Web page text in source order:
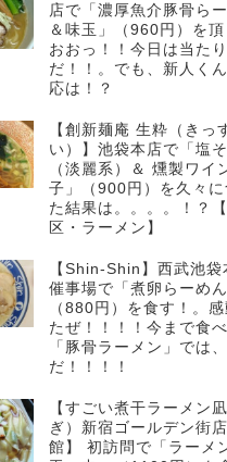
店で「濃厚魚介豚骨ら
＆味玉」（960円）を頂
おおっ！！今日は当た
だ！！。でも、新人く
応は！？
【創新麺庵 生粋（きっ
い）】池袋本店で「塩
（淡麗系）＆ 燻製ワイ
子」（900円）を久々に
た結果は。。。。！？
区・ラーメン】
【Shin-Shin】西武池袋
催事場で「煮卵らーめん
（880円）を食す！。感
たぜ！！！！今まで食
「豚骨ラーメン」では
だ！！！！
【すごい煮干ラーメン
ぎ）新宿ゴールデン街
館】 初訪問で「ラーメ